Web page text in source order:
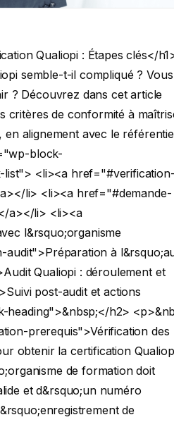
Qualiopi : Étapes clés</
semble-t-il compliqué ? Vous
? Découvrez dans cet article
critères de conformité à
alignement avec le
block-
<li><a
li> <li><a href="#demande-
a></li> <li><a
l&rsquo;organisme
à
Qualiopi : déroulement et
post-audit et actions
heading">&nbsp;</h2>
prerequis">Vérification des
obtenir la certification
de formation doit
et d&rsquo;un numéro
de